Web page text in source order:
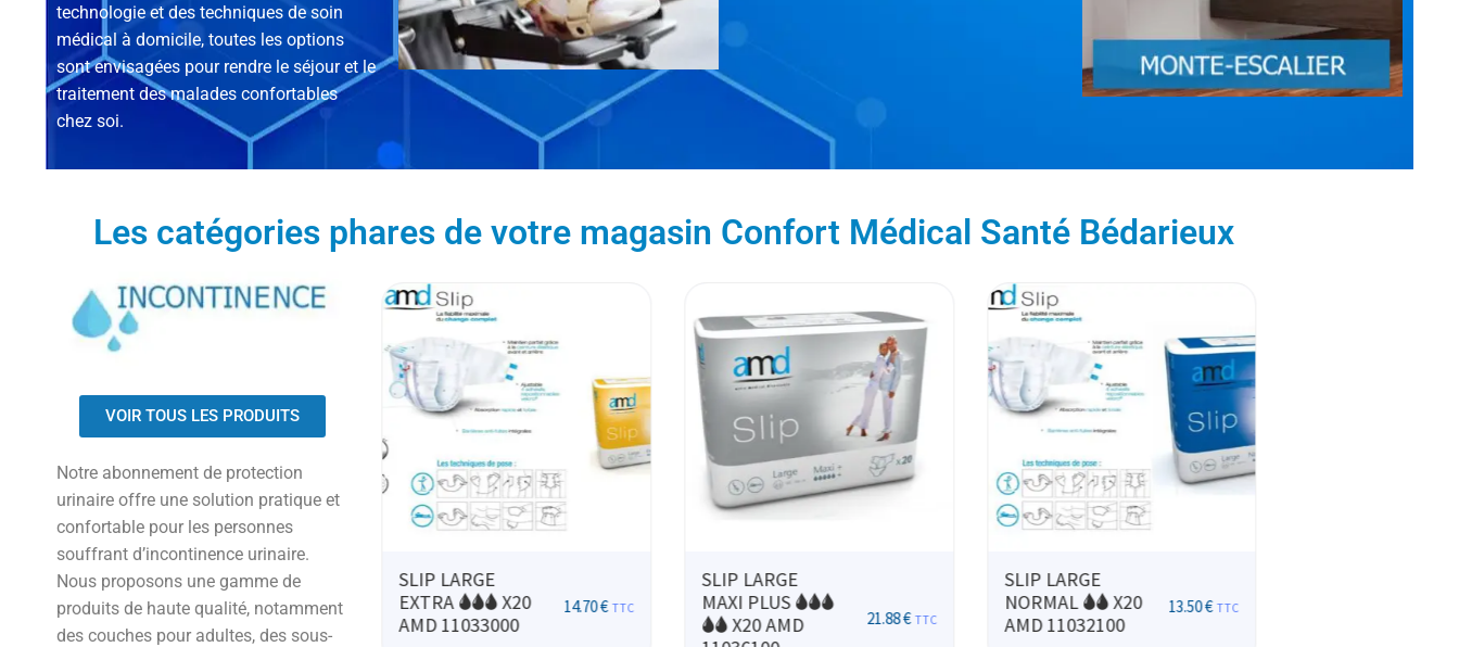
technologie et des techniques de soin
médical à domicile, toutes les options
sont envisagées pour rendre le séjour et le
traitement des malades confortables
chez soi.
Les catégories phares de votre magasin Confort Médical Santé Bédarieux
VOIR TOUS LES PRODUITS
Notre abonnement de protection
urinaire offre une solution pratique et
confortable pour les personnes
souffrant d’incontinence urinaire.
Nous proposons une gamme de
produits de haute qualité, notamment
des couches pour adultes, des sous-
SLIP LARGE
EXTRA 🌢🌢🌢 X20
AMD 11033000
14.70€ TTC
SLIP LARGE
MAXI PLUS 🌢🌢🌢
🌢🌢 X20 AMD
21.88 €
SLIP LARGE
NORMAL 🌢🌢 X20
AMD 11032100
SLIP XL EXTRA 🌢
🌢🌢 X20 AMD
11043100
17.00€ TTC